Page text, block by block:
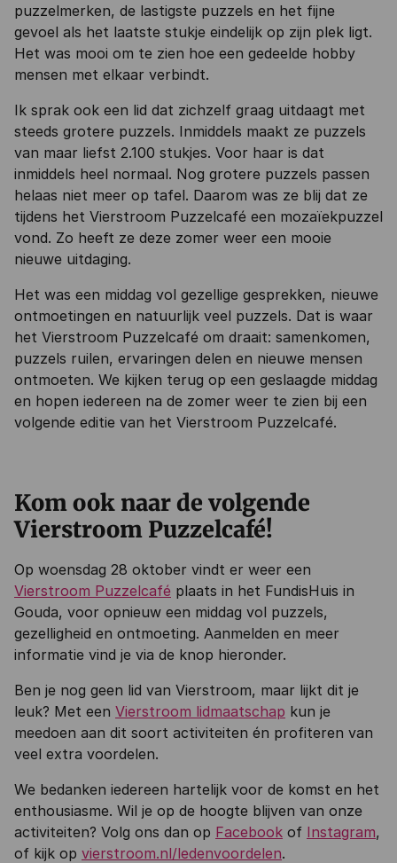
puzzelmerken, de lastigste puzzels en het fijne
gevoel als het laatste stukje eindelijk op zijn plek ligt.
Het was mooi om te zien hoe een gedeelde hobby
mensen met elkaar verbindt.
Ik sprak ook een lid dat zichzelf graag uitdaagt met
steeds grotere puzzels. Inmiddels maakt ze puzzels
van maar liefst 2.100 stukjes. Voor haar is dat
inmiddels heel normaal. Nog grotere puzzels passen
helaas niet meer op tafel. Daarom was ze blij dat ze
tijdens het Vierstroom Puzzelcafé een mozaïekpuzzel
vond. Zo heeft ze deze zomer weer een mooie
nieuwe uitdaging.
Het was een middag vol gezellige gesprekken, nieuwe
ontmoetingen en natuurlijk veel puzzels. Dat is waar
het Vierstroom Puzzelcafé om draait: samenkomen,
puzzels ruilen, ervaringen delen en nieuwe mensen
ontmoeten. We kijken terug op een geslaagde middag
en hopen iedereen na de zomer weer te zien bij een
volgende editie van het Vierstroom Puzzelcafé.
Kom ook naar de volgende
Vierstroom Puzzelcafé!
Op woensdag 28 oktober vindt er weer een
Vierstroom Puzzelcafé plaats in het FundisHuis in
Gouda, voor opnieuw een middag vol puzzels,
gezelligheid en ontmoeting. Aanmelden en meer
informatie vind je via de knop hieronder.
Ben je nog geen lid van Vierstroom, maar lijkt dit je
leuk? Met een Vierstroom lidmaatschap kun je
meedoen aan dit soort activiteiten én profiteren van
veel extra voordelen.
We bedanken iedereen hartelijk voor de komst en het
enthousiasme. Wil je op de hoogte blijven van onze
activiteiten? Volg ons dan op Facebook of Instagram,
of kijk op vierstroom.nl/ledenvoordelen.